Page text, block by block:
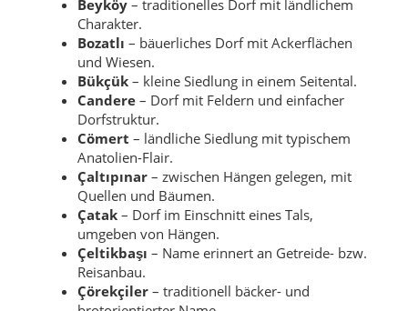
Beyköy – traditionelles Dorf mit ländlichem
Charakter.
Bozatlı – bäuerliches Dorf mit Ackerflächen
und Wiesen.
Bükçük – kleine Siedlung in einem Seitental.
Candere – Dorf mit Feldern und einfacher
Dorfstruktur.
Cömert – ländliche Siedlung mit typischem
Anatolien-Flair.
Çaltıpınar – zwischen Hängen gelegen, mit
Quellen und Bäumen.
Çatak – Dorf im Einschnitt eines Tals,
umgeben von Hängen.
Çeltikbaşı – Name erinnert an Getreide- bzw.
Reisanbau.
Çörekçiler – traditionell bäcker- und